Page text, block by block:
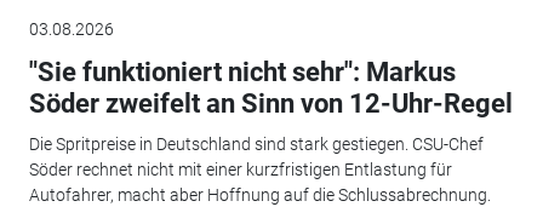
03.08.2026
"Sie funktioniert nicht sehr": Markus
Söder zweifelt an Sinn von 12-Uhr-Regel
Die Spritpreise in Deutschland sind stark gestiegen. CSU-Chef
Söder rechnet nicht mit einer kurzfristigen Entlastung für
Autofahrer, macht aber Hoffnung auf die Schlussabrechnung.